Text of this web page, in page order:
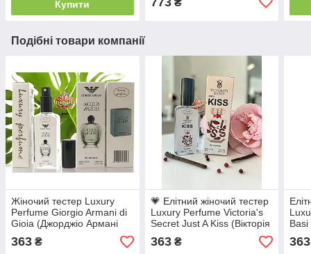
Купити
Подібні товари компанії
Жіночий тестер Luxury
Perfume Giorgio Armani di
Gioia (Джорджіо Армані
Аква Ді Джоя) 65 мл —
Aromarai
363 ₴
💗 Елітний жіночий тестер
Luxury Perfume Victoria's
Secret Just A Kiss (Вікторія
Сікрет Джаст Е Кіс) — 65
мл
363₴
Ін
363